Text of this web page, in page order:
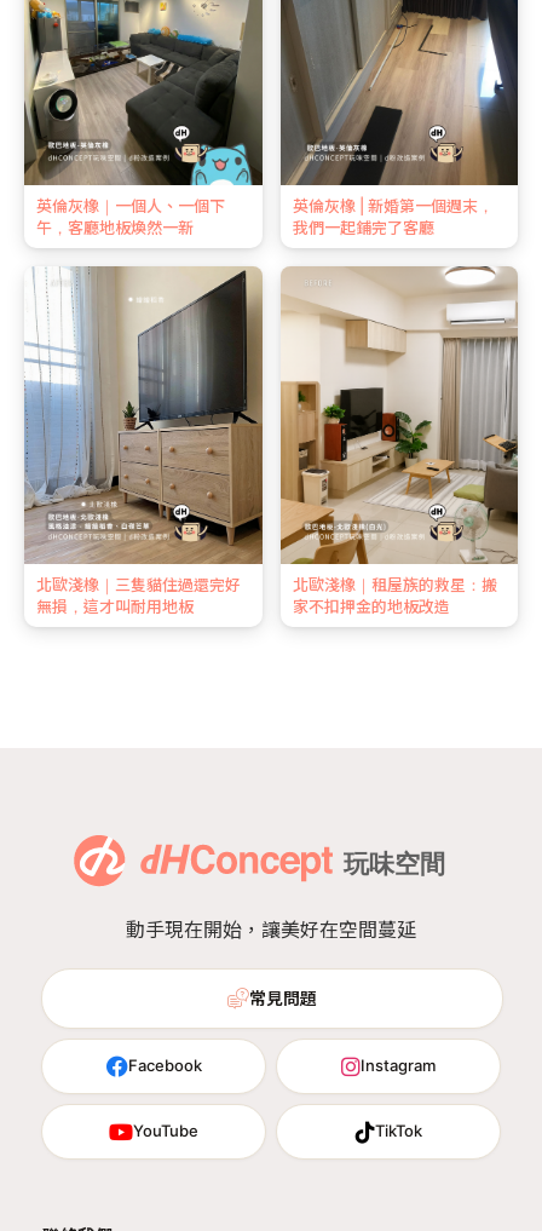
英倫灰橡｜一個人、一個下
午，客廳地板煥然一新
英倫灰橡 | 新婚第一個週末，
我們一起鋪完了客廳
北歐淺橡｜三隻貓住過還完好
無損，這才叫耐用地板
北歐淺橡｜租屋族的救星：搬
家不扣押金的地板改造
動手現在開始，讓美好在空間蔓延
常見問題
Facebook Instagram
YouTube TikTok